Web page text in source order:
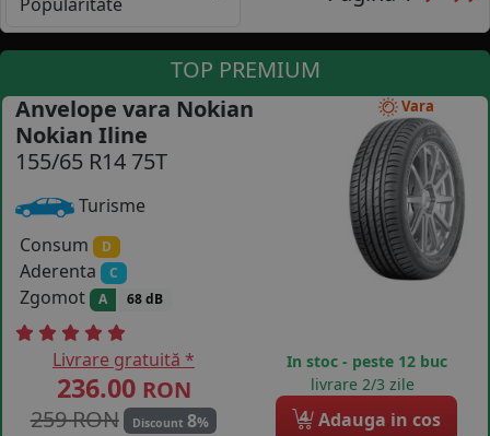
B2B - COLABORARE COMPANII
CONTACT
COS (
TOP PREMIUM
Vara
Anvelope vara Nokian
Nokian Iline
155/65 R14 75T
Turisme
Consum
D
Aderenta C
Zgomot A 68 dB
Livrare gratuită *
236.00 RON
259 RON
Discount 8%
In stoc - peste 12 buc
livrare 2/3 zile
4 Adauga in cos